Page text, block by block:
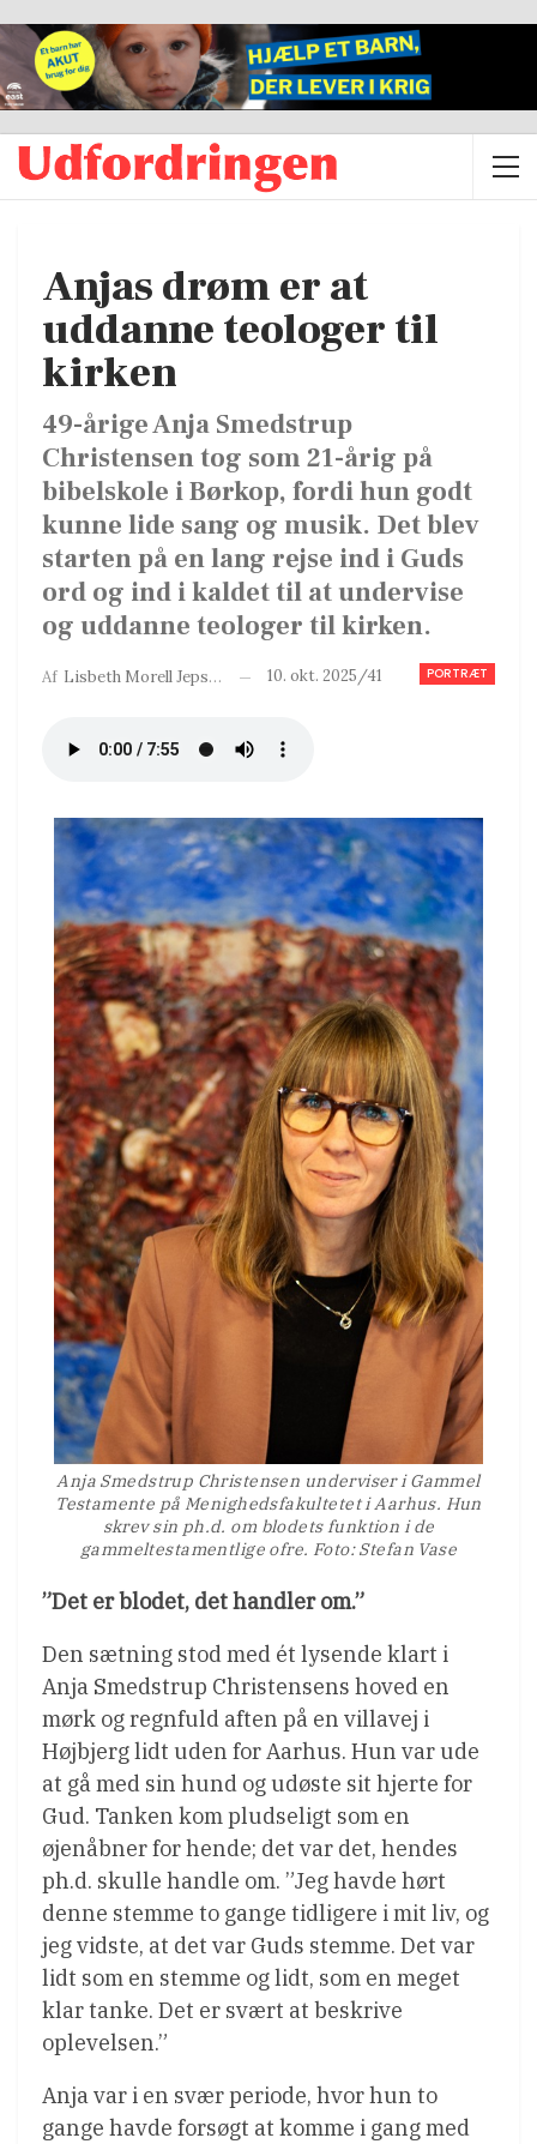
Anjas drøm er at
uddanne teologer til
kirken
49-årige Anja Smedstrup
Christensen tog som 21-årig på
bibelskole i Børkop, fordi hun godt
kunne lide sang og musik. Det blev
starten på en lang rejse ind i Guds
ord og ind i kaldet til at undervise
og uddanne teologer til kirken.
PORTRÆT
Af Lisbeth Morell Jepsen 10. okt. 2025/41
Anja Smedstrup Christensen underviser i Gammel
Testamente på Menighedsfakultetet i Aarhus. Hun
skrev sin ph.d. om blodets funktion i de
gammeltestamentlige ofre. Foto: Stefan Vase
”Det er blodet, det handler om.”
Den sætning stod med ét lysende klart i
Anja Smedstrup Christensens hoved en
mørk og regnfuld aften på en villavej i
Højbjerg lidt uden for Aarhus. Hun var ude
at gå med sin hund og udøste sit hjerte for
Gud. Tanken kom pludseligt som en
øjenåbner for hende; det var det, hendes
ph.d. skulle handle om. ”Jeg havde hørt
denne stemme to gange tidligere i mit liv, og
jeg vidste, at det var Guds stemme. Det var
lidt som en stemme og lidt, som en meget
klar tanke. Det er svært at beskrive
oplevelsen.”
Anja var i en svær periode, hvor hun to
gange havde forsøgt at komme i gang med